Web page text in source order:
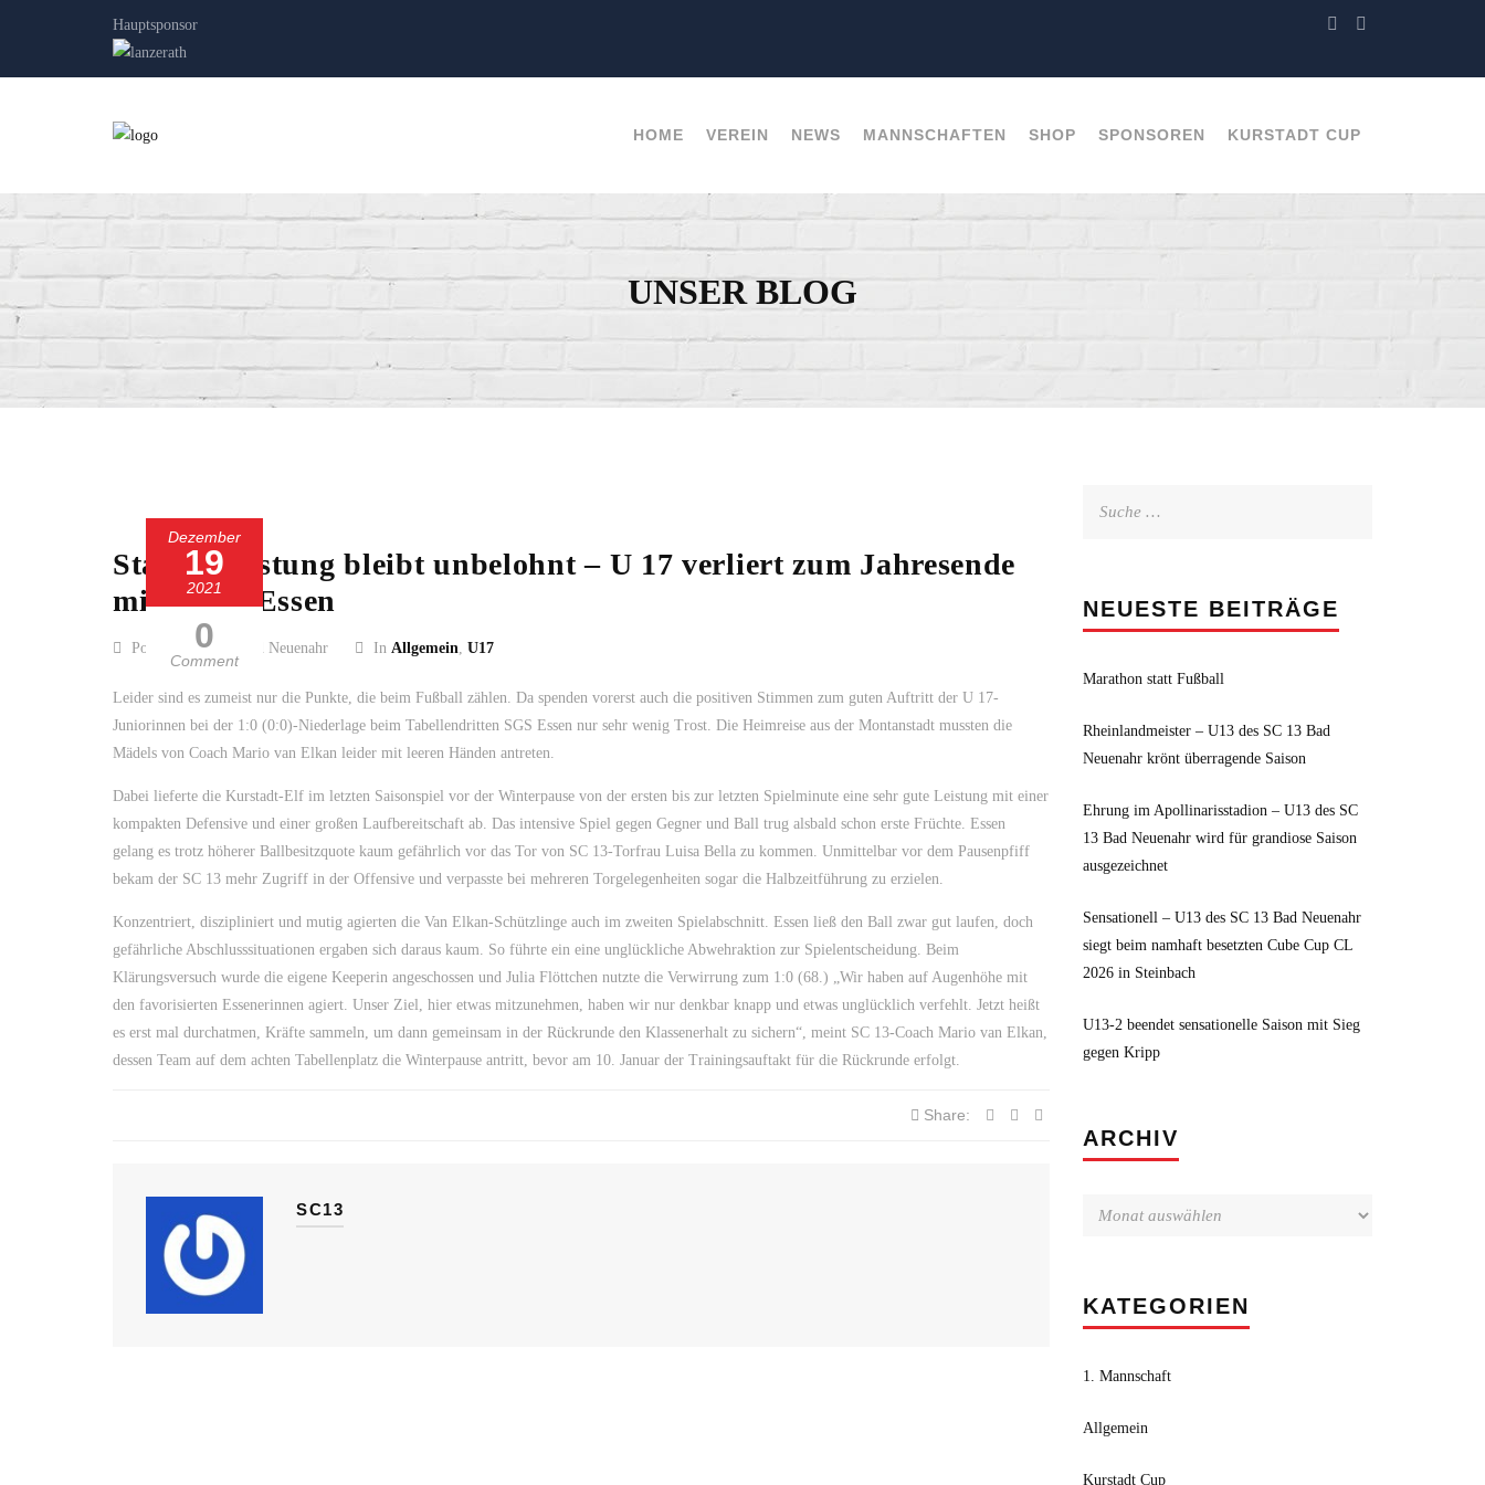
Hauptsponsor
HOME VEREIN NEWS MANNSCHAFTEN SHOP SPONSOREN KURSTADT CUP
UNSER BLOG
Dezember
19
2021
0
Comment
Starke Leistung bleibt unbelohnt – U 17 verliert zum Jahresende
mit 0:1 in Essen
Posted by SC 13 Bad Neuenahr In Allgemein, U17
Leider sind es zumeist nur die Punkte, die beim Fußball zählen. Da spenden vorerst auch die positiven Stimmen zum guten Auftritt der U 17-
Juniorinnen bei der 1:0 (0:0)-Niederlage beim Tabellendritten SGS Essen nur sehr wenig Trost. Die Heimreise aus der Montanstadt mussten die
Mädels von Coach Mario van Elkan leider mit leeren Händen antreten.
Dabei lieferte die Kurstadt-Elf im letzten Saisonspiel vor der Winterpause von der ersten bis zur letzten Spielminute eine sehr gute Leistung mit einer
kompakten Defensive und einer großen Laufbereitschaft ab. Das intensive Spiel gegen Gegner und Ball trug alsbald schon erste Früchte. Essen
gelang es trotz höherer Ballbesitzquote kaum gefährlich vor das Tor von SC 13-Torfrau Luisa Bella zu kommen. Unmittelbar vor dem Pausenpfiff
bekam der SC 13 mehr Zugriff in der Offensive und verpasste bei mehreren Torgelegenheiten sogar die Halbzeitführung zu erzielen.
Konzentriert, diszipliniert und mutig agierten die Van Elkan-Schützlinge auch im zweiten Spielabschnitt. Essen ließ den Ball zwar gut laufen, doch
gefährliche Abschlusssituationen ergaben sich daraus kaum. So führte ein eine unglückliche Abwehraktion zur Spielentscheidung. Beim
Klärungsversuch wurde die eigene Keeperin angeschossen und Julia Flöttchen nutzte die Verwirrung zum 1:0 (68.) „Wir haben auf Augenhöhe mit
den favorisierten Essenerinnen agiert. Unser Ziel, hier etwas mitzunehmen, haben wir nur denkbar knapp und etwas unglücklich verfehlt. Jetzt heißt
es erst mal durchatmen, Kräfte sammeln, um dann gemeinsam in der Rückrunde den Klassenerhalt zu sichern“, meint SC 13-Coach Mario van Elkan,
dessen Team auf dem achten Tabellenplatz die Winterpause antritt, bevor am 10. Januar der Trainingsauftakt für die Rückrunde erfolgt.
Share:
SC13
NEUESTE BEITRÄGE
Marathon statt Fußball
Rheinlandmeister – U13 des SC 13 Bad
Neuenahr krönt überragende Saison
Ehrung im Apollinarisstadion – U13 des SC
13 Bad Neuenahr wird für grandiose Saison
ausgezeichnet
Sensationell – U13 des SC 13 Bad Neuenahr
siegt beim namhaft besetzten Cube Cup CL
2026 in Steinbach
U13-2 beendet sensationelle Saison mit Sieg
gegen Kripp
ARCHIV
KATEGORIEN
1. Mannschaft
Allgemein
Kurstadt Cup